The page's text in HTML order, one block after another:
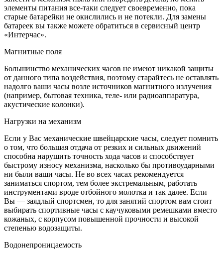
элементы питания все-таки следует своевременно, пока
старые батарейки не окислились и не потекли. Для замены
батареек вы также можете обратиться в сервисный центр
«Интерчас».
Магнитные поля
Большинство механических часов не имеют никакой защиты
от данного типа воздействия, поэтому старайтесь не оставлять
надолго ваши часы возле источников магнитного излучения
(например, бытовая техника, теле- или радиоаппаратура,
акустические колонки).
Нагрузки на механизм
Если у Вас механические швейцарские часы, следует помнить
о том, что большая отдача от резких и сильных движений
способна нарушить точность хода часов и способствует
быстрому износу механизма, насколько бы противоударными
ни были ваши часы. Не во всех часах рекомендуется
заниматься спортом, тем более экстремальным, работать
инструментами вроде отбойного молотка и так далее. Если
Вы — заядлый спортсмен, то для занятий спортом вам стоит
выбирать спортивные часы с каучуковыми ремешками вместо
кожаных, с корпусом повышенной прочности и высокой
степенью водозащиты.
Водонепроницаемость